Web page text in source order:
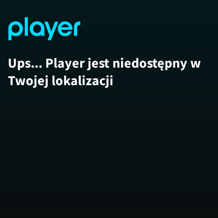
Ups... Player jest niedostępny w
Twojej lokalizacji